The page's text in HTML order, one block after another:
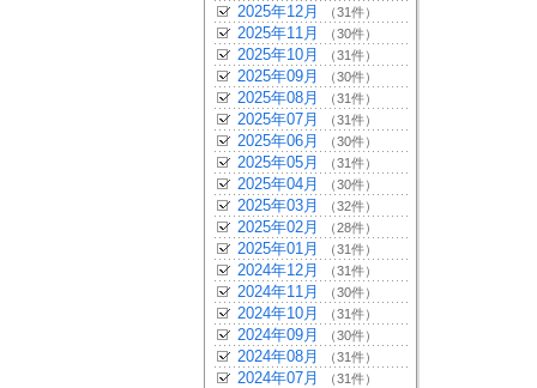
2025年12月 （31件）
2025年11月 （30件）
2025年10月 （31件）
2025年09月 （30件）
2025年08月 （31件）
2025年07月 （31件）
2025年06月 （30件）
2025年05月 （31件）
2025年04月 （30件）
2025年03月 （32件）
2025年02月 （28件）
2025年01月 （31件）
2024年12月 （31件）
2024年11月 （30件）
2024年10月 （31件）
2024年09月 （30件）
2024年08月 （31件）
2024年07月 （31件）